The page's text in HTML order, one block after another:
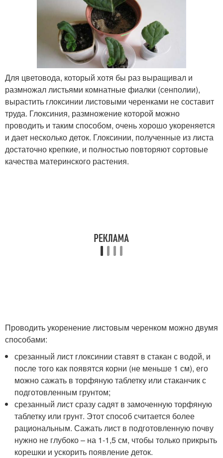
Для цветовода, который хотя бы раз выращивал и
размножал листьями комнатные фиалки (сенполии),
вырастить глоксинии листовыми черенками не составит
труда. Глоксиния, размножение которой можно
проводить и таким способом, очень хорошо укореняется
и дает несколько деток. Глоксинии, полученные из листа
достаточно крепкие, и полностью повторяют сортовые
качества материнского растения.
Проводить укоренение листовым черенком можно двумя
способами:
срезанный лист глоксинии ставят в стакан с водой, и
после того как появятся корни (не меньше 1 см), его
можно сажать в торфяную таблетку или стаканчик с
подготовленным грунтом;
срезанный лист сразу садят в замоченную торфяную
таблетку или грунт. Этот способ считается более
рациональным. Сажать лист в подготовленную почву
нужно не глубоко – на 1-1,5 см, чтобы только прикрыть
корешки и ускорить появление деток.